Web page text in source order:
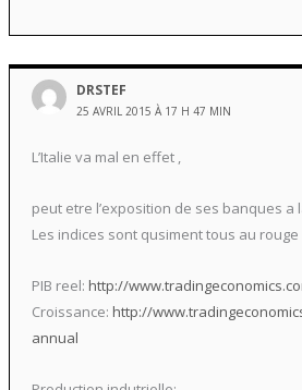
DRSTEF
25 AVRIL 2015 À 17 H 47 MIN
L’Italie va mal en effet ,
peut etre l’exposition de ses banques a
Les indices sont qusiment tous au rouge
PIB reel: http://
Croissance: http://
annual